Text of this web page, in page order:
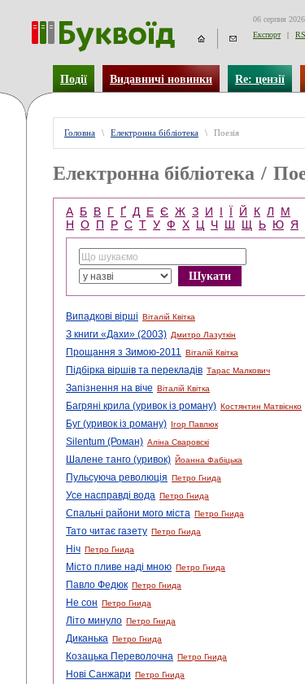
06 серпня
Експорт
|
Події Видавничі новинки Re: цензії
Головна \ Електронна бібліотека \ Поезія
Електронна бібліотека /
А Б В Г Ґ Д Е Є Ж З И І Ї Й К Л
М
Н О П Р С Т У Ф Х Ц Ч Ш Щ Ь Ю Я
Випадкові вірші Віталій Квітка
З книги «Дахи» (2003) Дмитро Лазуткін
Прощання з Зимою-2011 Віталій Квітка
Підбірка віршів та перекладів Тарас Малкович
Запізнення на віче Віталій Квітка
Багряні крила (уривок із роману) Костянтин Матвієнко
Буг (уривок із роману) Ігор Павлюк
Silentum (Роман) Аліна Сваровскі
Шалене танго (уривок) Йоанна Фабіцька
Пульсуюча революція Петро Гнида
Усе насправді вода Петро Гнида
Спальні райони мого міста Петро Гнида
Тато читає газету Петро Гнида
Ніч Петро Гнида
Місто пливе наді мною Петро Гнида
Павло Федюк Петро Гнида
Не сон Петро Гнида
Літо минуло Петро Гнида
Диканька Петро Гнида
Козацька Переволочна Петро Гнида
Нові Санжари Петро Гнида